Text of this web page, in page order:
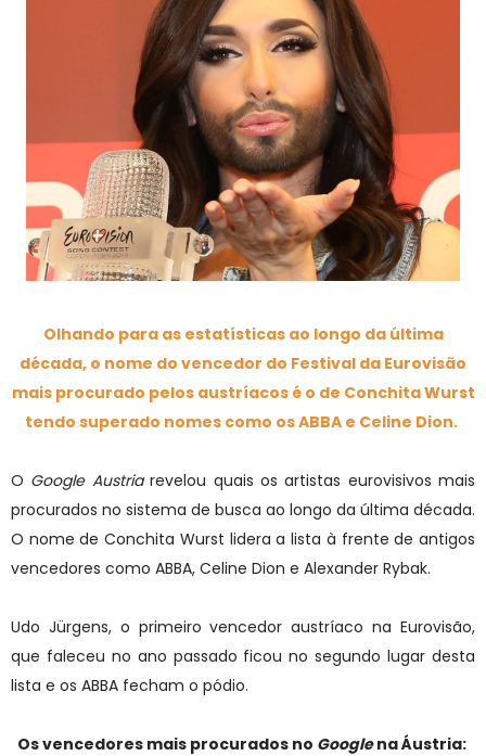
Olhando para as estatísticas ao longo da última
década, o nome do vencedor do Festival da Eurovisão
mais procurado pelos austríacos é o de Conchita Wurst
tendo superado nomes como os ABBA e Celine Dion.
O Google Austriarevelou quais os artistas eurovisivos mais
procurados no sistema de busca ao longo da última década.
O nome de Conchita Wurst lidera a lista à frente de antigos
vencedores como ABBA, Celine Dion e Alexander Rybak.
Udo Jürgens, o primeiro vencedor austríaco na Eurovisão,
que faleceu no ano passado ficou no segundo lugar desta
lista e os ABBA fecham o pódio.
Os vencedores mais procurados no Googlena Áustria: